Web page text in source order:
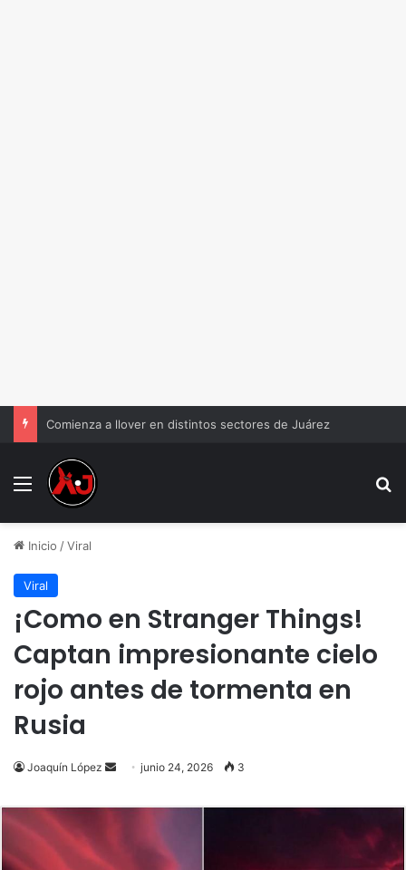
Comienza a llover en distintos sectores de Juárez
Menu
Inicio /Viral
Viral
¡Como en Stranger Things!
Captan impresionante cielo
rojo antes de tormenta en
Rusia
Joaquín López
Send
email
junio 24, 2026 3